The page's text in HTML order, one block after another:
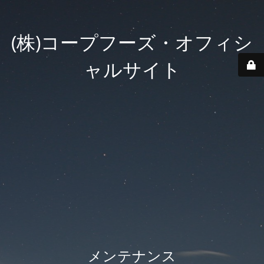
(株)コープフーズ・オフィシ
ャルサイト
メンテナンス